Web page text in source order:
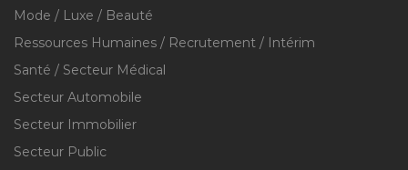
Mode / Luxe / Beauté
Ressources Humaines / Recrutement / Intérim
Santé / Secteur Médical
Secteur Automobile
Secteur Immobilier
Secteur Public